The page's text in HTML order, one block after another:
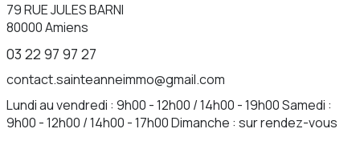
79 RUE JULES BARNI
80000Amiens
03 22 97 97 27
contact.sainteanneimmo@gmail.com
Lundi au vendredi : 9h00 - 12h00 / 14h00 - 19h00 Samedi :
9h00 - 12h00 / 14h00 - 17h00 Dimanche : sur rendez-vous